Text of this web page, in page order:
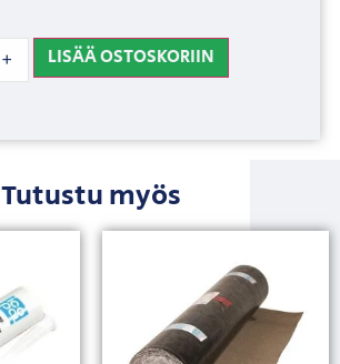
+ LISÄÄ OSTOSKORIIN
Tutustu myös